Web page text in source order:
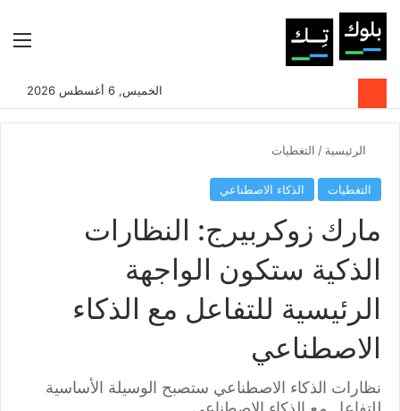
بحثالوضع
الخميس, 6 أغسطس 2026
الرئيسية / التغطيات
التغطيات الذكاء الاصطناعي
مارك زوكربيرج: النظارات
الذكية ستكون الواجهة
الرئيسية للتفاعل مع الذكاء
الاصطناعي
نظارات الذكاء الاصطناعي ستصبح الوسيلة الأساسية